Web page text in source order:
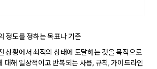
정도를 정하는 목표나 기준
상황에서 최적의 상태에 도달하는 것을 목적으로
대해 일상적이고 반복되는 사용, 규칙, 가이드라인